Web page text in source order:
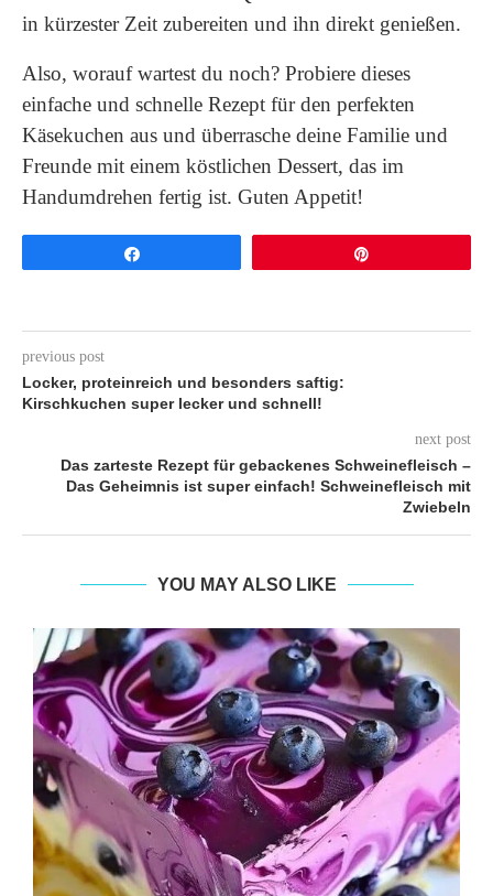
in kürzester Zeit zubereiten und ihn direkt genießen.
Also, worauf wartest du noch? Probiere dieses
einfache und schnelle Rezept für den perfekten
Käsekuchen aus und überrasche deine Familie und
Freunde mit einem köstlichen Dessert, das im
Handumdrehen fertig ist. Guten Appetit!
previous post
Locker, proteinreich und besonders saftig:
Kirschkuchen super lecker und schnell!
next post
Das zarteste Rezept für gebackenes Schweinefleisch –
Das Geheimnis ist super einfach! Schweinefleisch mit
Zwiebeln
YOU MAY ALSO LIKE